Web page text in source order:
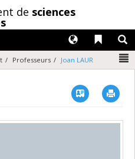
de sciences
Liens
Langues
Professeurs Joan LAUR
Vcard